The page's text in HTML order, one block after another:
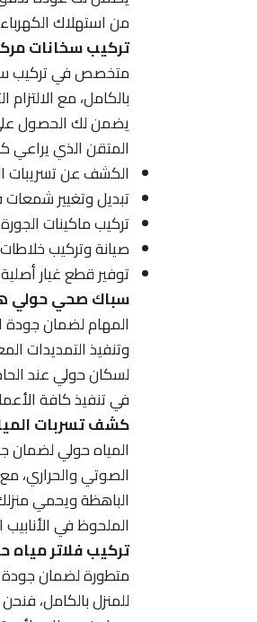
من استهلاك
تركيب سخانات
متخصص في تركيب
بالكامل، مع
يضمن لك الحصول
المتقن الذي يراعي
الكشف عن تسريبات
تبديل وتغيير شمعات
تركيب ماكينات
صيانة وتركيب
توفير قطع غيار
سباك صحي حولي
المهام لضمان جودة
وتنفيذ التمديدات
لسكان حولي عند
في تنفيذ كافة
كشف تسربات
المياه حولي لضمان
الصوتي والحراري،
الباهظة ويحمي
الملحوظ في
تركيب فلاتر مياه
متطورة لضمان جودة
للمنزل بالكامل،